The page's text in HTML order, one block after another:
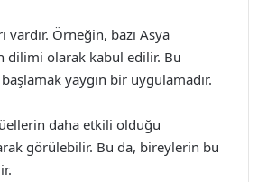
Örneğin, bazı Asya
dilimi olarak kabul edilir. Bu
yaygın bir uygulamadır.
daha etkili olduğu
görülebilir. Bu da, bireylerin bu